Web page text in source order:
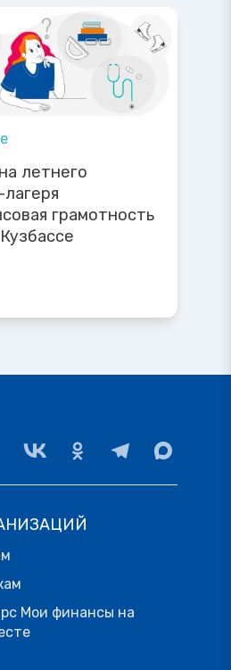
летнего
грамотность
Мои финансы на